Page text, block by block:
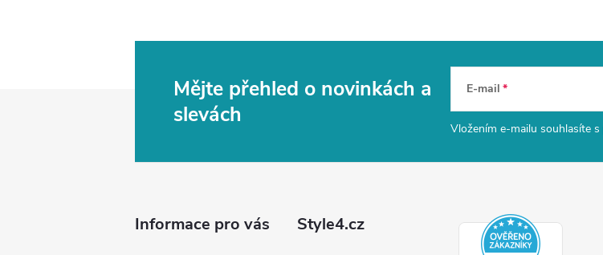
Mějte přehled o novinkách a
slevách
E-mail
Vložením e-mailu souhlasíte s
Informace pro vás Style4.cz